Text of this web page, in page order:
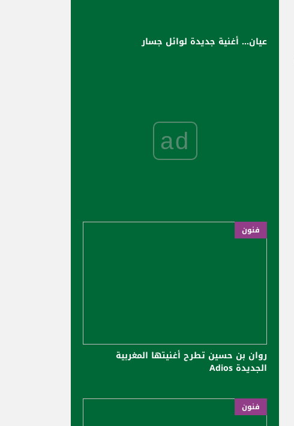
عيان... أغنية جديدة لوائل جسار
ad
فنون
روان بن حسين تطرح أغنيتها المغربية
الجديدة Adios
فنون